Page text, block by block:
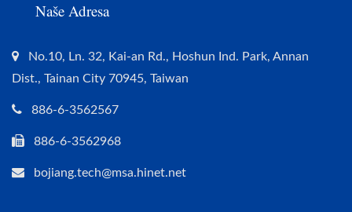
Naše Adresa
No.10, Ln. 32, Kai-an Rd., Hoshun Ind. Park, Annan
Dist., Tainan City 70945, Taiwan
886-6-3562567
886-6-3562968
bojiang.tech@msa.hinet.net